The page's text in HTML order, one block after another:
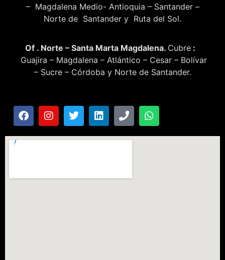
– Magdalena Medio- Antioquia – Santander –
Norte de Santander y Ruta del Sol.
Of . Norte – Santa Marta Magdalena. Cubre :
Guajira – Magdalena – Atlántico – Cesar – Bolívar
– Sucre – Córdoba y Norte de Santander.